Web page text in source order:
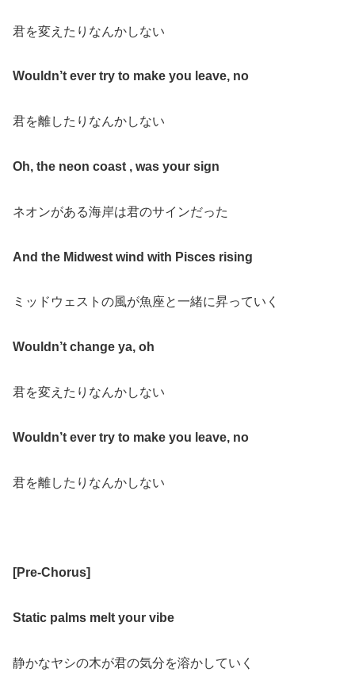
君を変えたりなんかしない
Wouldn’t ever try to make you leave, no
君を離したりなんかしない
Oh, the neon coast , was your sign
ネオンがある海岸は君のサインだった
And the Midwest wind with Pisces rising
ミッドウェストの風が魚座と一緒に昇っていく
Wouldn’t change ya, oh
君を変えたりなんかしない
Wouldn’t ever try to make you leave, no
君を離したりなんかしない
[Pre-Chorus]
Static palms melt your vibe
静かなヤシの木が君の気分を溶かしていく